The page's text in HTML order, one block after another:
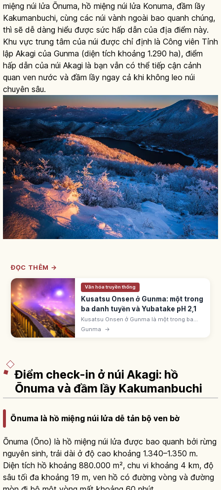
miệng núi lửa Ōnuma, hồ miệng núi lửa Konuma, đầm lầy
Kakumanbuchi, cùng các núi vành ngoài bao quanh chúng,
thì sẽ dễ dàng hiểu được sức hấp dẫn của địa điểm này.
Khu vực trung tâm của núi được chỉ định là Công viên Tỉnh
lập Akagi của Gunma (diện tích khoảng 1.290 ha), điểm
hấp dẫn của núi Akagi là bạn vẫn có thể tiếp cận cảnh
quan ven nước và đầm lầy ngay cả khi không leo núi
chuyên sâu.
ĐỌC THÊM →
Văn hóa truyền thống
Kusatsu Onsen ở Gunma: một trong
ba danh tuyền và Yubatake pH 2,1
Kusatsu Onsen ở Gunma là một trong ba
danh tuyền Nhật Bản. Lưu lượng tự nhiên
Gunma →
Điểm check-in ở núi Akagi: hồ
Ōnuma và đầm lầy Kakumanbuchi
Ōnuma là hồ miệng núi lửa dễ tản bộ ven bờ
Ōnuma (Ōno) là hồ miệng núi lửa được bao quanh bởi rừng
nguyên sinh, trải dài ở độ cao khoảng 1.340–1.350 m.
Diện tích hồ khoảng 880.000 m², chu vi khoảng 4 km, độ
sâu tối đa khoảng 19 m, ven hồ có đường vòng và đường